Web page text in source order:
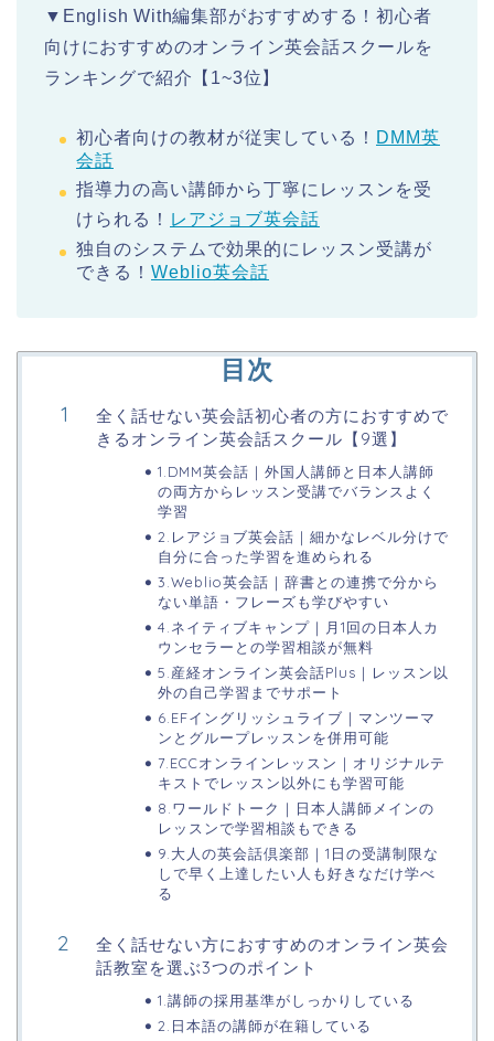
▼English With編集部がおすすめする！初心者
向けにおすすめのオンライン英会話スクールを
ランキングで紹介【1~3位】
初心者向けの教材が従実している！ DMM英
会話
指導力の高い講師から丁寧にレッスンを受
けられる！
レアジョブ英会話
独自のシステムで効果的にレッスン受講が
できる！ Weblio英会話
目次
全く話せない英会話初心者の方におすすめで
きるオンライン英会話スクール【9選】
1.DMM英会話｜外国人講師と日本人講師
の両方からレッスン受講でバランスよく
学習
2.レアジョブ英会話｜細かなレベル分けで
自分に合った学習を進められる
3.Weblio英会話｜辞書との連携で分から
ない単語・フレーズも学びやすい
4.ネイティブキャンプ｜月1回の日本人カ
ウンセラーとの学習相談が無料
5.産経オンライン英会話Plus｜レッスン以
外の自己学習までサポート
6.EFイングリッシュライブ｜マンツーマ
ンとグループレッスンを併用可能
7.ECCオンラインレッスン｜オリジナルテ
キストでレッスン以外にも学習可能
8.ワールドトーク｜日本人講師メインの
レッスンで学習相談もできる
9.大人の英会話倶楽部｜1日の受講制限な
しで早く上達したい人も好きなだけ学べ
る
全く話せない方におすすめのオンライン英会
話教室を選ぶ3つのポイント
1.講師の採用基準がしっかりしている
2.日本語の講師が在籍している